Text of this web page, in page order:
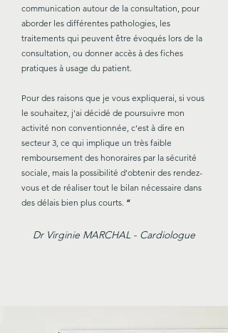
communication autour de la consultation, pour
aborder les différentes pathologies, les
traitements qui peuvent être évoqués lors de la
consultation, ou donner accès à des fiches
pratiques à usage du patient.
Pour des raisons que je vous expliquerai, si vous
le souhaitez, j'ai décidé de poursuivre mon
activité non conventionnée, c'est à dire en
secteur 3, ce qui implique un très faible
remboursement des honoraires par la sécurité
sociale, mais la possibilité d'obtenir des rendez-
vous et de réaliser tout le bilan nécessaire dans
des délais bien plus courts. ”
Dr Virginie MARCHAL - Cardiologue